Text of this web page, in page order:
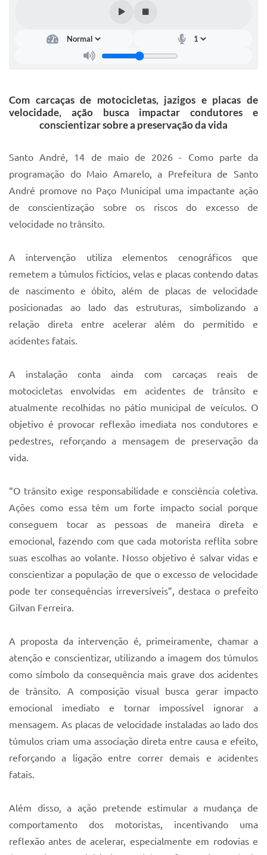
Legislação
Lei de acesso à informação
Mobilidade Urbana Sustentável
Ouvidoria da Cidade
Passe Escolar
Parque Escola
Quadra Fiscal
Sistema Colab
Autarquias
Com carcaças de motocicletas, jazigos e placas de
velocidade, ação busca impactar condutores e
conscientizar sobre a preservação da vida
Santo André, 14 de maio de 2026 - Como parte da
programação do Maio Amarelo, a Prefeitura de Santo
André promove no Paço Municipal uma impactante ação
de conscientização sobre os riscos do excesso de
velocidade no trânsito.
A intervenção utiliza elementos cenográficos que
remetem a túmulos fictícios, velas e placas contendo datas
de nascimento e óbito, além de placas de velocidade
posicionadas ao lado das estruturas, simbolizando a
relação direta entre acelerar além do permitido e
acidentes fatais.
A instalação conta ainda com carcaças reais de
motocicletas envolvidas em acidentes de trânsito e
atualmente recolhidas no pátio municipal de veículos. O
objetivo é provocar reflexão imediata nos condutores e
pedestres, reforçando a mensagem de preservação da
vida.
“O trânsito exige responsabilidade e consciência coletiva.
Ações como essa têm um forte impacto social porque
conseguem tocar as pessoas de maneira direta e
emocional, fazendo com que cada motorista reflita sobre
suas escolhas ao volante. Nosso objetivo é salvar vidas e
conscientizar a população de que o excesso de velocidade
pode ter consequências irreversíveis”, destaca o prefeito
Gilvan Ferreira.
A proposta da intervenção é, primeiramente, chamar a
atenção e conscientizar, utilizando a imagem dos túmulos
como símbolo da consequência mais grave dos acidentes
de trânsito. A composição visual busca gerar impacto
emocional imediato e tornar impossível ignorar a
mensagem. As placas de velocidade instaladas ao lado dos
túmulos criam uma associação direta entre causa e efeito,
reforçando a ligação entre correr demais e acidentes
fatais.
Além disso, a ação pretende estimular a mudança de
comportamento dos motoristas, incentivando uma
reflexão antes de acelerar, especialmente em rodovias e